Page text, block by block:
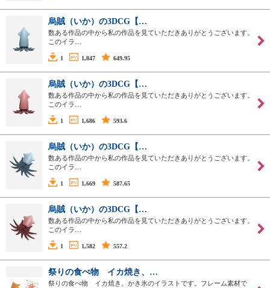
烏賊（いか）の3DCG【…
数ある作品の中から私の作品を見ていただきありがとうございます。
このイラ…
1 1,847 649.95
烏賊（いか）の3DCG【…
数ある作品の中から私の作品を見ていただきありがとうございます。
このイラ…
1 1,686 593.6
烏賊（いか）の3DCG【…
数ある作品の中から私の作品を見ていただきありがとうございます。
このイラ…
1 1,669 587.65
烏賊（いか）の3DCG【…
数ある作品の中から私の作品を見ていただきありがとうございます。
このイラ…
1 1,582 557.2
祭りの食べ物 イカ焼き、…
祭りの食べ物 イカ焼き、かき氷のイラストです。フレーム素材で